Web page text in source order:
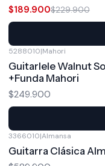
$189.900$229.900
5288010|Mahori
Guitarlele Walnut
+Funda Mahori
$249.900
3366010|Almansa
Guitarra Clásica